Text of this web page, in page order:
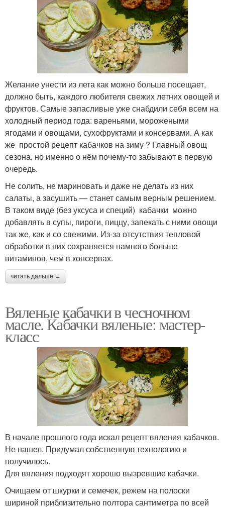
Желание унести из лета как можно больше посещает,
должно быть, каждого любителя свежих летних овощей и
фруктов. Самые запасливые уже снабдили себя всем на
холодный период года: вареньями, морожеными
ягодами и овощами, сухофруктами и консервами. А как
же простой рецепт кабачков на зиму ? Главный овощ
сезона, но именно о нём почему-то забывают в первую
очередь.
Не солить, не мариновать и даже не делать из них
салаты, а засушить — станет самым верным решением.
В таком виде (без уксуса и специй) кабачки можно
добавлять в супы, пироги, пиццу, запекать с ними овощи
так же, как и со свежими. Из-за отсутствия тепловой
обработки в них сохраняется намного больше
витаминов, чем в консервах.
читать дальше →
Вяленые кабачки в чесночном
масле. Кабачки вяленые: мастер-
класс
В начале прошлого года искал рецепт вяления кабачков.
Не нашел. Придумал собственную технологию и
получилось.
Для вяления подходят хорошо вызревшие кабачки.
Очищаем от шкурки и семечек, режем на полоски
шириной приблизительно полтора сантиметра по всей